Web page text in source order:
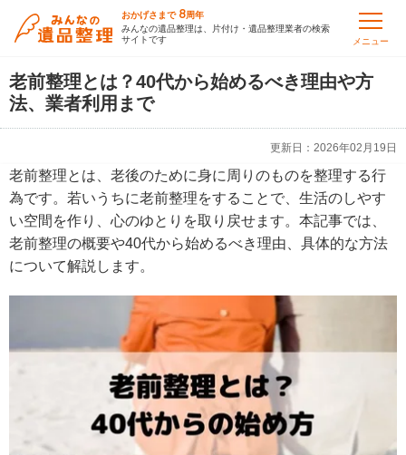
おかげさまで 8周年
みんなの遺品整理は、片付け・遺品整理業者の検索
サイトです
メニュー
老前整理とは？40代から始めるべき理由や方
法、業者利用まで
更新日： 2026年02月19日
老前整理とは、老後のために身に周りのものを整理する行
為です。若いうちに老前整理をすることで、生活のしやす
い空間を作り、心のゆとりを取り戻せます。本記事では、
老前整理の概要や40代から始めるべき理由、具体的な方法
について解説します。